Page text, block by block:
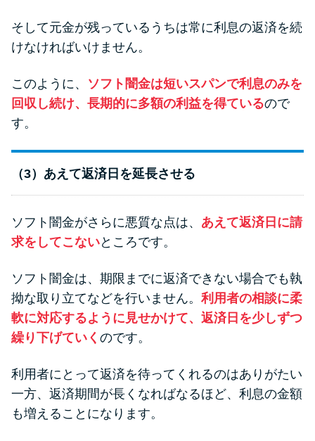
そして元金が残っているうちは常に利息の返済を続
けなければいけません。
このように、 ソフト闇金は短いスパンで利息のみを
回収し続け、長期的に多額の利益を得ているので
す。
（3）あえて返済日を延長させる
ソフト闇金がさらに悪質な点は、 あえて返済日に請
求をしてこないところです。
ソフト闇金は、期限までに返済できない場合でも執
拗な取り立てなどを行いません。 利用者の相談に柔
軟に対応するように見せかけて、返済日を少しずつ
繰り下げていく のです。
利用者にとって返済を待ってくれるのはありがたい
一方、返済期間が長くなればなるほど、利息の金額
も増えることになります。